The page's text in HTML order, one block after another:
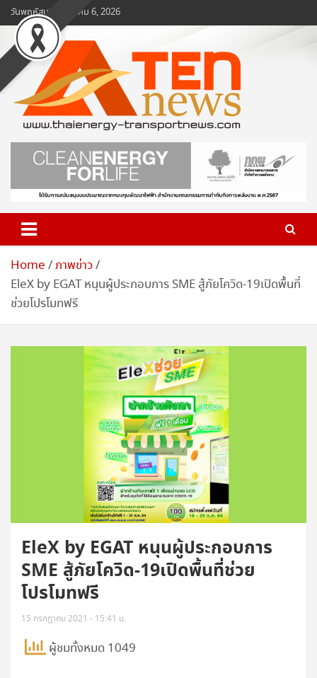
Skip
to
content
วันพฤหัสบดี, สิงหาคม 6, 2026
www.ten-news.com
ข่าวพลังงานและคมนาคม
Home ภาพข่าว
EleX by EGAT หนุนผู้ประกอบการ SME สู้ภัยโควิด-19เปิดพื้นที่
ช่วยโปรโมทฟรี
EleX by EGAT หนุนผู้ประกอบการ
SME สู้ภัยโควิด-19เปิดพื้นที่ช่วย
โปรโมทฟรี
15 กรกฎาคม 2021 - 15:41 น.
ผู้ชมทั้งหมด 1049